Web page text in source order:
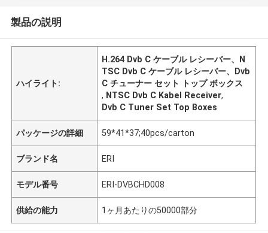
製品の説明
ハイライト:
H.264 Dvb C ケーブル レシーバー、N
TSC Dvb C ケーブル レシーバー、Dvb
C チューナー セット トップ ボックス
, NTSC Dvb C Kabel Receiver,
Dvb C Tuner Set Top Boxes
パッケージの詳細 59*41*37;40pcs/carton
ブランド名 ERI
モデル番号 ERI-DVBCHD008
供給の能力 1ヶ月あたりの50000部分